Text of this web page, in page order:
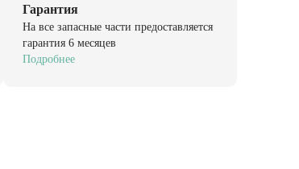
Гарантия
На все запасные части предоставляется
гарантия 6 месяцев
Подробнее